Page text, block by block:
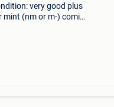
very good plus
(nm or m-) coming